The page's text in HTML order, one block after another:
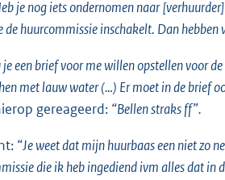
je nog iets ondernomen naar
huurcommissie inschakelt. Dan hebben
je een brief voor me willen opstellen voor
met lauw water (…) Er moet in de brief
gereageerd: “Bellen straks ff”.
“Je weet dat mijn huurbaas een niet zo
die ik heb ingediend ivm alles dat in